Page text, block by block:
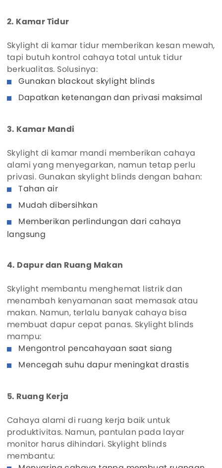
2. Kamar Tidur
Skylight di kamar tidur memberikan kesan mewah,
tapi butuh kontrol cahaya total untuk tidur
berkualitas. Solusinya:
Gunakan blackout skylight blinds
Dapatkan ketenangan dan privasi maksimal
3. Kamar Mandi
Skylight di kamar mandi memberikan cahaya
alami yang menyegarkan, namun tetap perlu
privasi. Gunakan skylight blinds dengan bahan:
Tahan air
Mudah dibersihkan
Memberikan perlindungan dari cahaya
langsung
4. Dapur dan Ruang Makan
Skylight membantu menghemat listrik dan
menambah kenyamanan saat memasak atau
makan. Namun, terlalu banyak cahaya bisa
membuat dapur cepat panas. Skylight blinds
mampu:
Mengontrol pencahayaan saat siang
Mencegah suhu dapur meningkat drastis
5. Ruang Kerja
Cahaya alami di ruang kerja baik untuk
produktivitas. Namun, pantulan pada layar
monitor harus dihindari. Skylight blinds
membantu: